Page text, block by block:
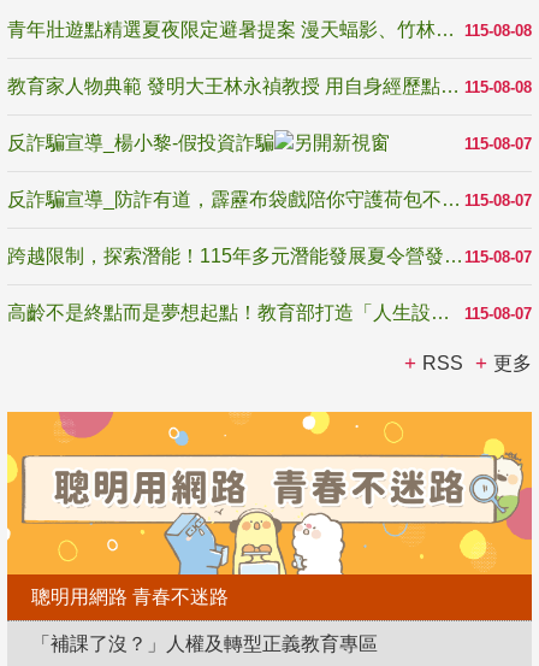
115-08-08
青年壯遊點精選夏夜限定避暑提案 漫天蝠影、竹林尋蛙、茶香夜觀 邀青年暮色出發
115-08-08
教育家人物典範 發明大王林永禎教授 用自身經歷點亮學生的路
115-08-07
反詐騙宣導_楊小黎-假投資詐騙
115-08-07
反詐騙宣導_防詐有道，霹靂布袋戲陪你守護荷包不受騙
115-08-07
跨越限制，探索潛能！115年多元潛能發展夏令營發掘生命無限可能
115-08-07
高齡不是終點而是夢想起點！教育部打造「人生設計夢工場」 參展第3屆高齡健康產業博覽會
RSS 更多
聰明用網路 青春不迷路
「補課了沒？」人權及轉型正義教育專區